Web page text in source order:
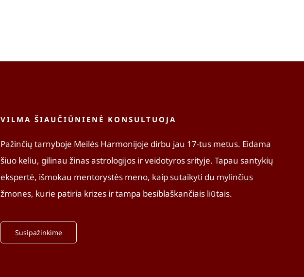
VILMA ŠIAUČIŪNIENĖ KONSULTUOJA
Pažinčių tarnyboje Meilės Harmonijoje dirbu jau 17-tus metus. Eidama
šiuo keliu, gilinau žinas astrologijos ir veidotyros srityje. Tapau santykių
ekspertė, išmokau mentorystės meno, kaip sutaikyti du mylinčius
žmones, kurie patiria krizes ir tampa besiblaškančiais liūtais.
Susipažinkime